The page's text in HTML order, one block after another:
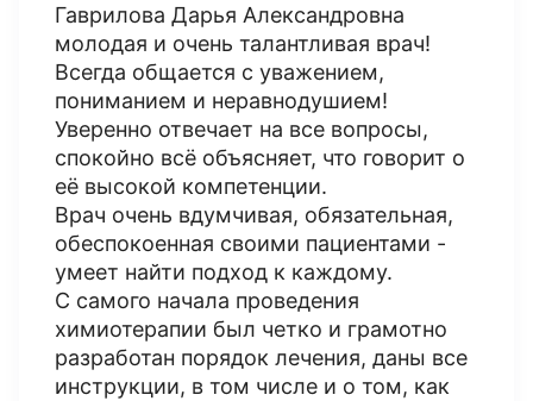
Гаврилова Дарья Александровна
молодая и очень талантливая врач!
Всегда общается с уважением,
пониманием и неравнодушием!
Уверенно отвечает на все вопросы,
спокойно всё объясняет, что говорит о
её высокой компетенции.
Врач очень вдумчивая, обязательная,
обеспокоенная своими пациентами -
умеет найти подход к каждому.
С самого начала проведения
химиотерапии был четко и грамотно
разработан порядок лечения, даны все
инструкции, в том числе и о том, как